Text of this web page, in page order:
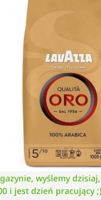
wyślemy
i jest dzień pracujący ;)